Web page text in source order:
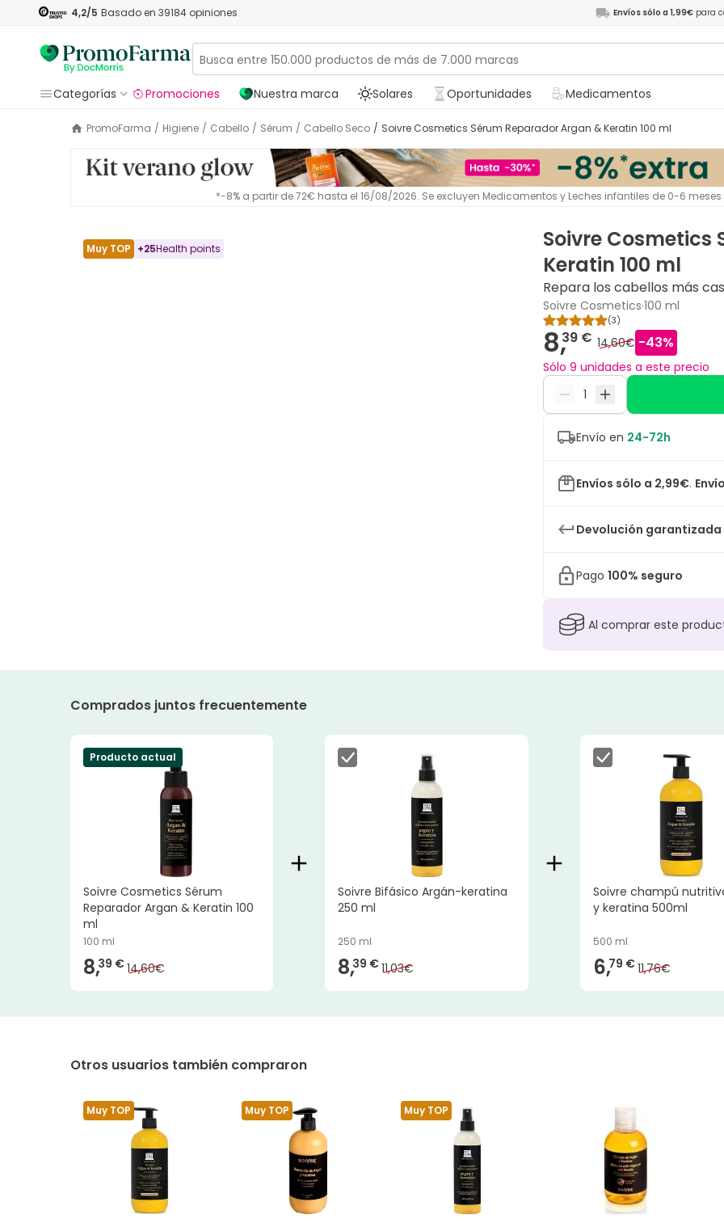
4,2/5 Basado en 39184 opiniones Envíos sólo a 1,99€ para
Categorías
Promociones Nuestra marca Solares Oportunidades Medicamentos
PromoFarma / Higiene / Cabello / Sérum / Cabello Seco / Soivre Cosmetics Sérum Reparador Argan & Keratin 100 ml
*-8% a partir de 72€ hasta el 16/08/2026. Se excluyen Medicamentos y Leches infantiles de 0-6
Muy TOP +25Health points
Soivre Cosmetics
Keratin 100 ml
Repara los cabellos más
Soivre Cosmetics·100 ml
(3)
8,39 € 14,60€ -43%
Sólo 9 unidades a este precio
Envío en 24-72h
Envíos sólo a 2,99€.
Devolución garantizada
Pago 100% seguro
Al comprar este
Comprados juntos frecuentemente
Producto actual
Soivre Cosmetics Sérum
Reparador Argan & Keratin 100
ml
100 ml
8,39 €14,60€
Soivre Bifásico Argán-keratina
250 ml
250 ml
8,39 €11,03€
Soivre champú
y keratina 500ml
500 ml
6,79 €11,76€
Otros usuarios también compraron
Muy TOP Muy TOP Muy TOP